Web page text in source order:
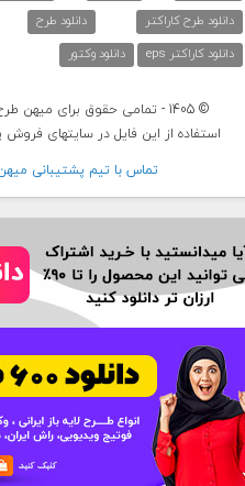
دانلود طرح کاراکتر
دانلود طرح
دانلود کاراکتر eps
دانلود وکتور
© 1405 - تمامی حقوق برای میهن طرح محفوظ است.
استفاده از این فایل در سایتهای فروش
تماس با تيم پشتيبانی